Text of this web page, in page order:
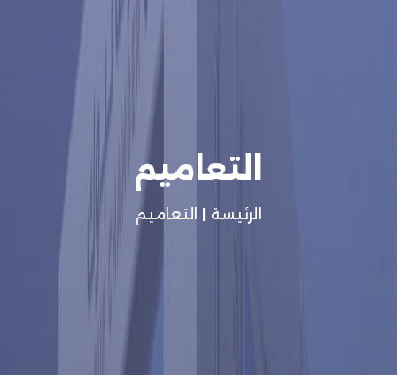
التعاميم
الرئيسة | التعاميم